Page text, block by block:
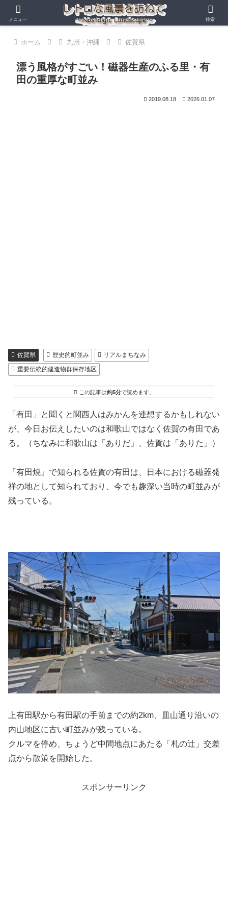
ホーム 九州・沖縄 佐賀県
漂う風格がすごい！磁器生産のふる里・有
田の重厚な町並み
2019.08.18 2026.01.07
佐賀県 歴史的町並み
リアルまちなみ
重要伝統的建造物群保存地区
この記事は約5分で読めます。
「有田」と聞くと関西人はみかんを連想するかもしれない
が、今日お伝えしたいのは和歌山ではなく佐賀の有田であ
る。（ちなみに和歌山は「ありだ」、佐賀は「ありた」）
『有田焼』で知られる佐賀の有田は、日本における磁器発
祥の地として知られており、今でも趣深い当時の町並みが
残っている。
上有田駅から有田駅の手前までの約2km、皿山通り沿いの
内山地区に古い町並みが残っている。
クルマを停め、ちょうど中間地点にあたる「札の辻」交差
点から散策を開始した。
スポンサーリンク
メニュー 検索